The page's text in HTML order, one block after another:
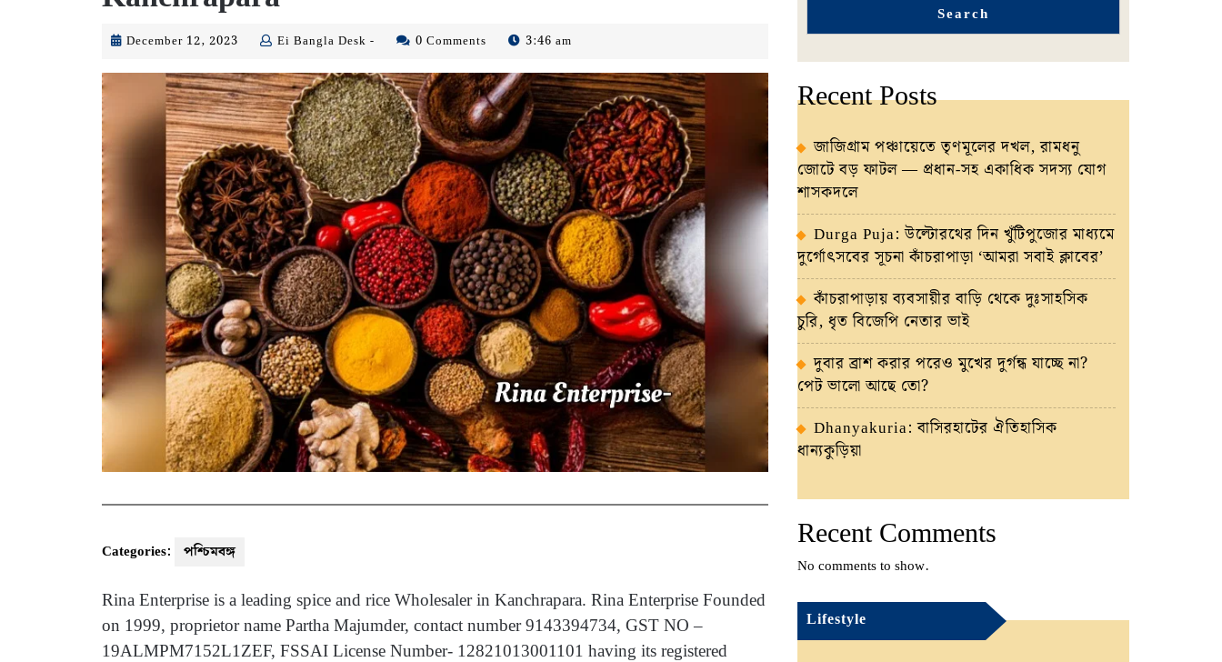
December 12, 2023 December
2023
Ei Bangla Desk -
Desk
-
0 Comments 3:46 am
Categories: পশ্চিমবঙ্গ
Rina Enterprise is a leading spice and rice Wholesaler in Kanchrapara. Rina Enterprise Founded
on 1999, proprietor name Partha Majumder, contact number 9143394734, GST NO –
19ALMPM7152L1ZEF, FSSAI License Number- 12821013001101 having its registered
Search
Recent Posts
জাজিগ্রাম পঞ্চায়েতে তৃণমূলের দখল, রামধনু
জোটে বড় ফাটল — প্রধান-সহ একাধিক সদস্য যোগ
শাসকদলে
Durga Puja: উল্টোরথের দিন খুঁটিপুজোর মাধ্যমে
দুর্গোৎসবের সূচনা কাঁচরাপাড়া ‘আমরা সবাই ক্লাবের’
কাঁচরাপাড়ায় ব্যবসায়ীর বাড়ি থেকে দুঃসাহসিক
চুরি, ধৃত বিজেপি নেতার ভাই
দুবার ব্রাশ করার পরেও মুখের দুর্গন্ধ যাচ্ছে না?
পেট ভালো আছে তো?
Dhanyakuria: বাসিরহাটের ঐতিহাসিক
ধান্যকুড়িয়া
Recent Comments
No comments to show.
Lifestyle